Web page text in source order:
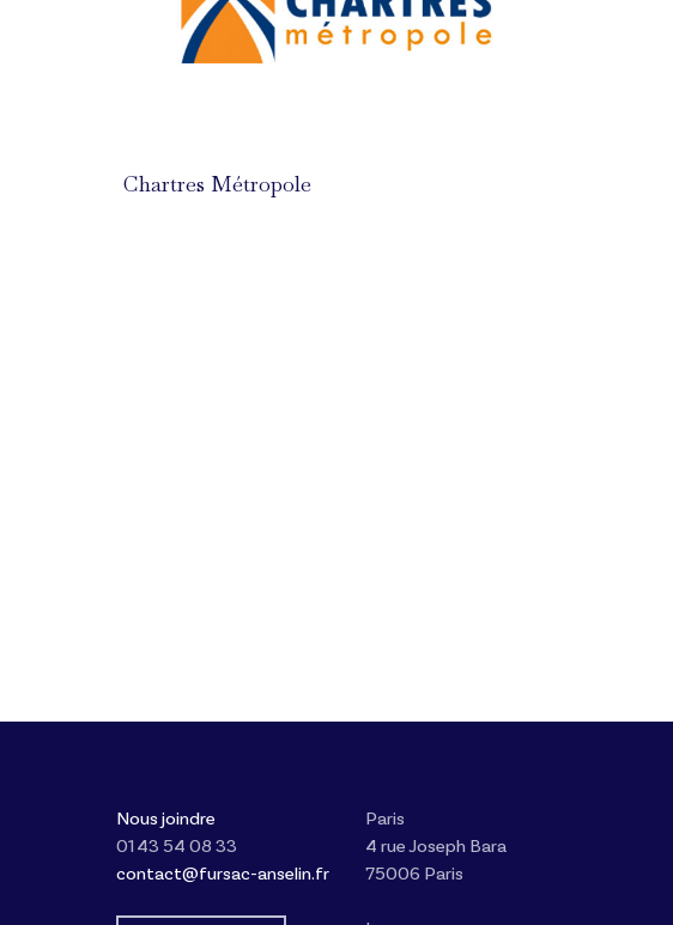
Chartres Métropole
Nous joindre
01 43 54 08 33
contact@fursac-anselin.fr
Paris
4 rue Joseph Bara
75006 Paris